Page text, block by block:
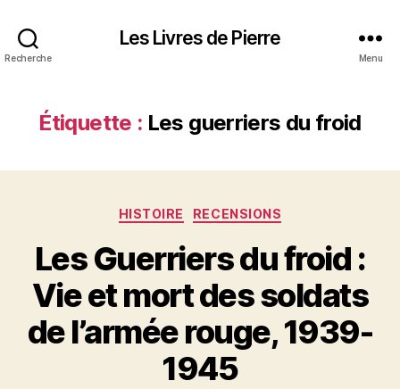
Recherche
Les Livres de Pierre
Menu
Étiquette : Les guerriers du froid
Catégories
HISTOIRE RECENSIONS
Les Guerriers du froid :
Vie et mort des soldats
de l’armée rouge, 1939-
1945